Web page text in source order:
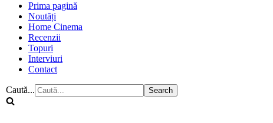
Prima pagină
Noutăți
Home Cinema
Recenzii
Topuri
Interviuri
Contact
Caută...